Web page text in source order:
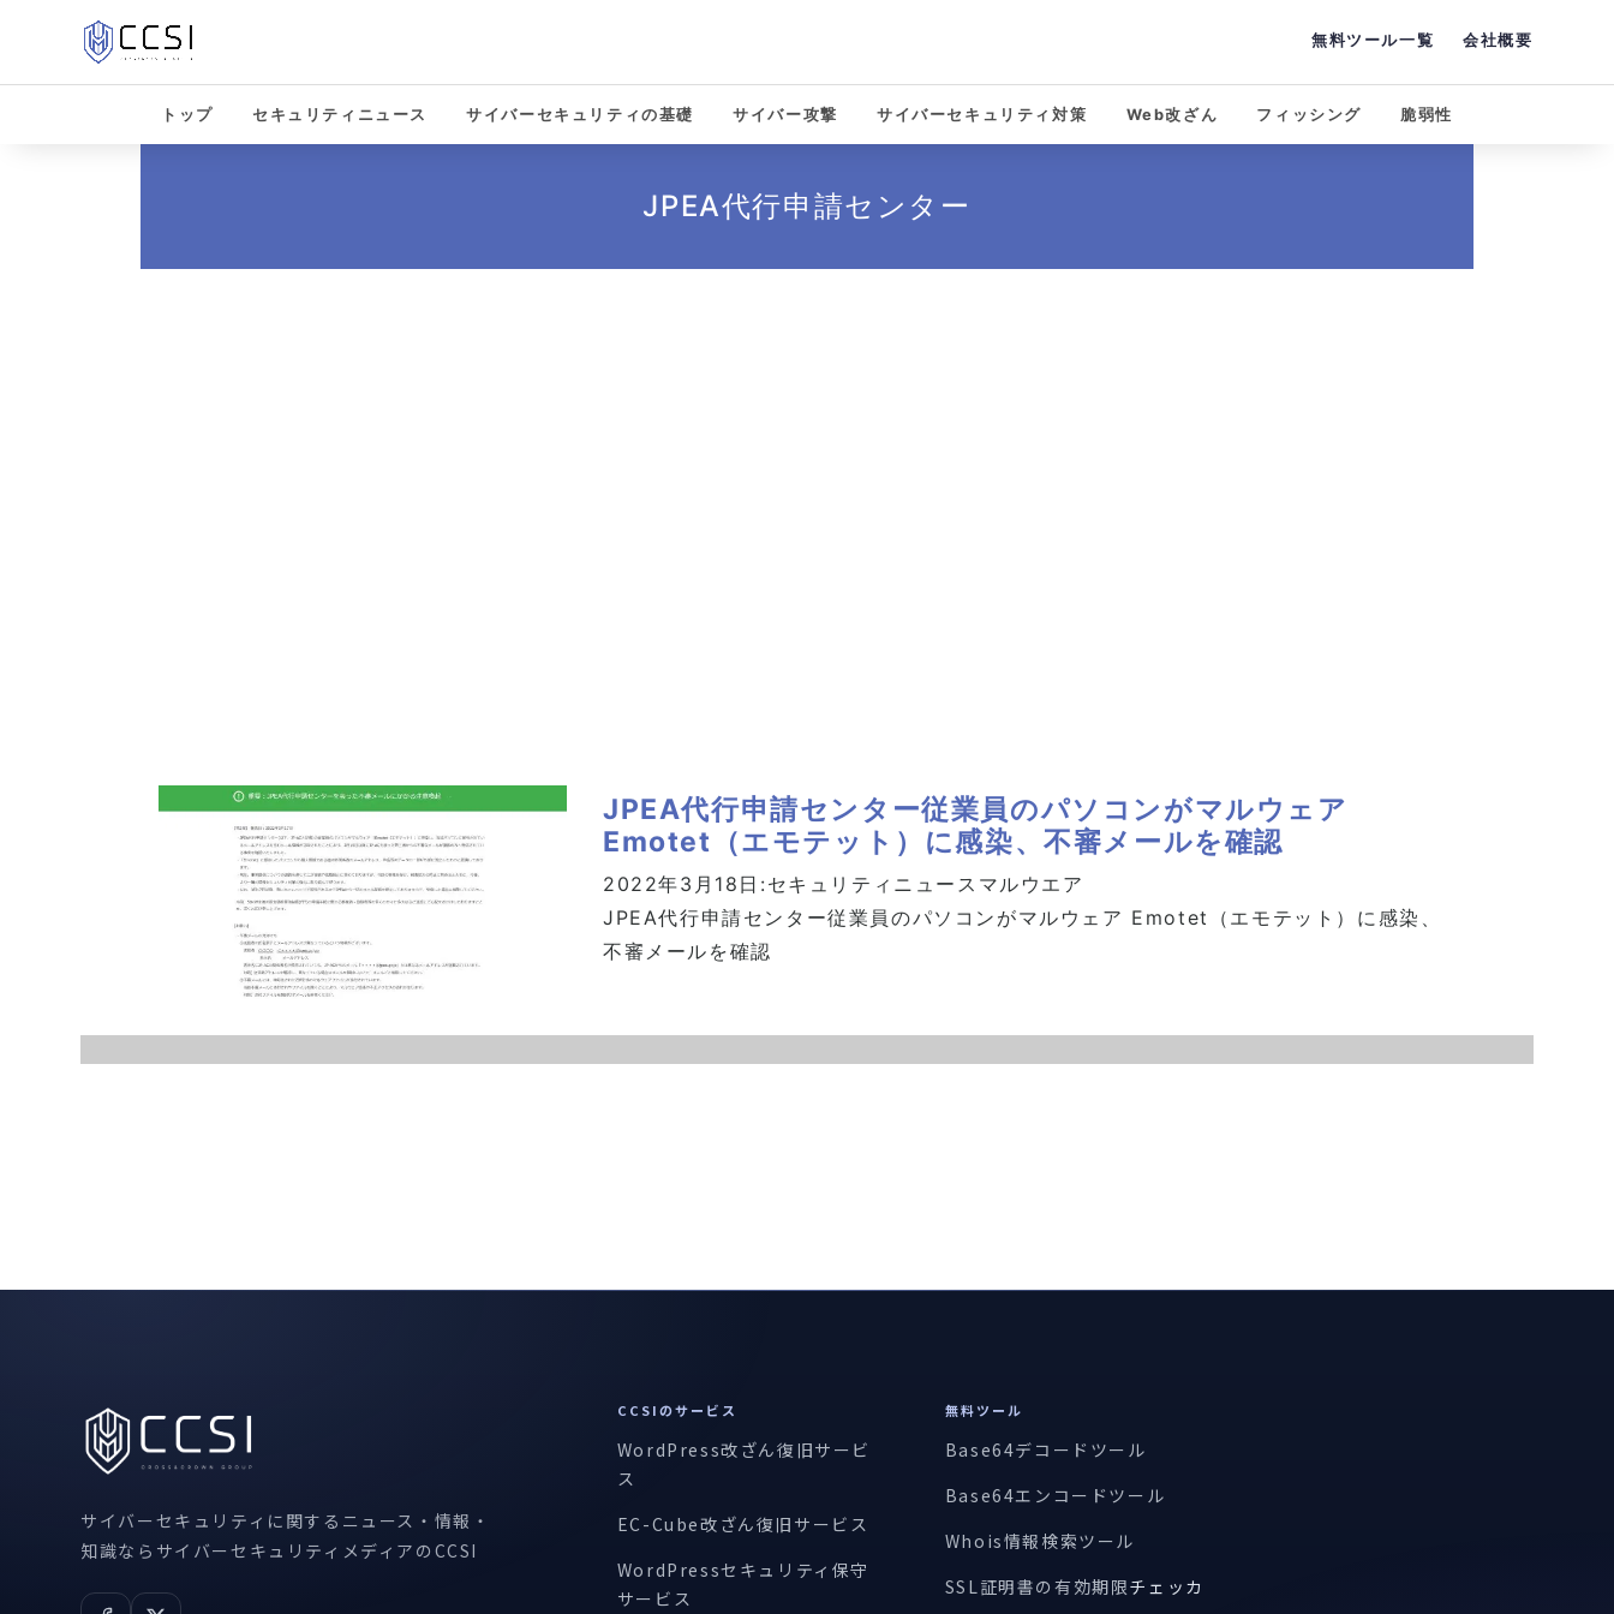
無料ツール一覧 会社概要
トップ セキュリティニュース サイバーセキュリティの基礎 サイバー攻撃 サイバーセキュリティ対策 Web改ざん フィッシング 脆弱性
JPEA代行申請センター
JPEA代行申請センター従業員のパソコンがマルウェア
Emotet（エモテット）に感染、不審メールを確認
2022年3月18日: セキュリティニュース マルウエア
JPEA代行申請センター従業員のパソコンがマルウェア Emotet（エモテット）に感染、
不審メールを確認
サイバーセキュリティに関するニュース・情報・
知識ならサイバーセキュリティメディアのCCSI
CCSIのサービス
WordPress改ざん復旧サービ
ス
EC-Cube改ざん復旧サービス
WordPressセキュリティ保守
サービス
無料ツール
Base64デコードツール
Base64エンコードツール
Whois情報検索ツール
SSL証明書の有効期限チェッカ